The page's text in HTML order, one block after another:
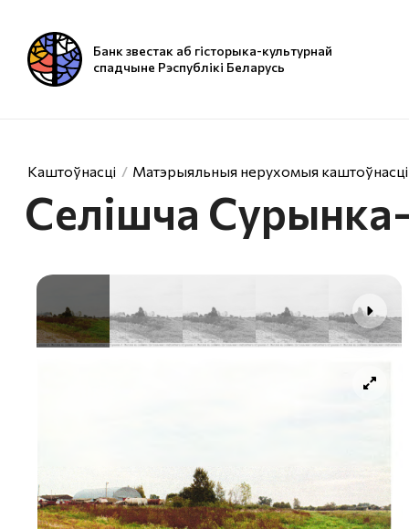
Банк звестак аб гісторыка-культурнай
спадчыне Рэспублікі Беларусь
Каштоўнасці Матэрыяльныя нерухомыя каштоўнасці
Селішча